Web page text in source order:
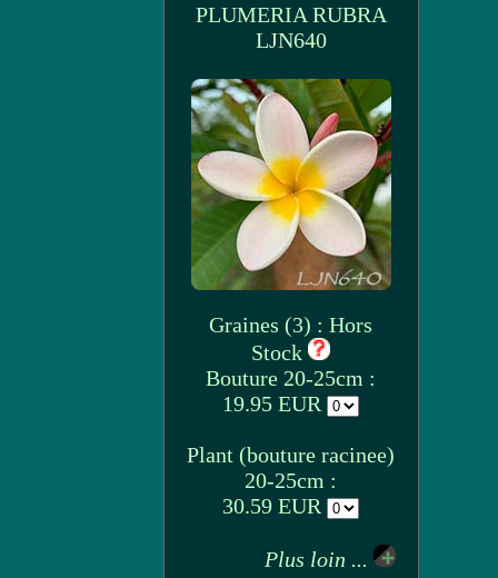
PLUMERIA RUBRA
LJN640
Graines (3) : Hors
Stock
Bouture 20-25cm :
19.95 EUR
Plant (bouture racinee)
20-25cm :
30.59 EUR
Plus loin ...